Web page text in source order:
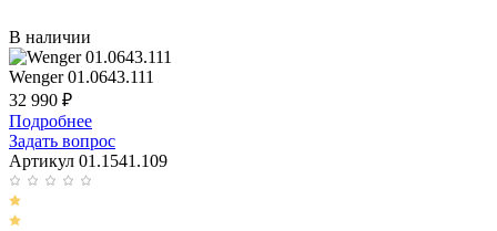
В наличии
Wenger 01.0643.111
32 990 ₽
Подробнее
Задать вопрос
Артикул 01.1541.109